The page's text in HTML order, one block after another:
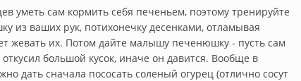
уметь сам кормить себя печеньем, поэтому тренируйте
из ваших рук, потихонечку десенками, отламывая
жевать их. Потом дайте малышу печенюшку - пусть сам
большой кусок, иначе он давится. Вообще в
дать сначала пососать соленый огурец (отлично сосут